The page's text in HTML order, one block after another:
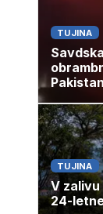
TUJINA
TUJINA
V zalivu
24-